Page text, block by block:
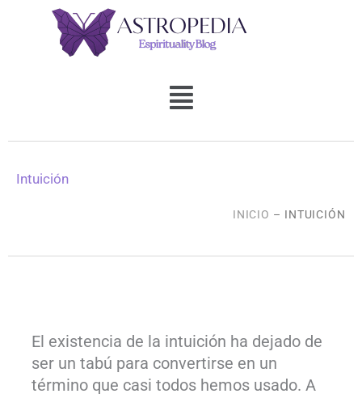
Menú
Intuición
INICIO – INTUICIÓN
El existencia de la intuición ha dejado de
ser un tabú para convertirse en un
término que casi todos hemos usado. A